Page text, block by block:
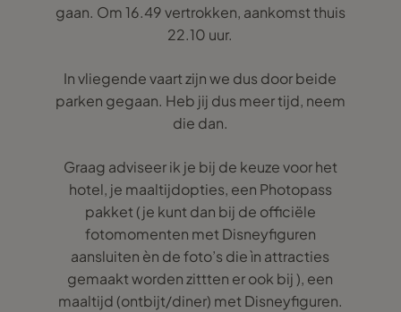
gaan. Om 16.49 vertrokken, aankomst thuis
22.10 uur.
In vliegende vaart zijn we dus door beide
parken gegaan. Heb jij dus meer tijd, neem
die dan.
Graag adviseer ik je bij de keuze voor het
hotel, je maaltijdopties, een Photopass
pakket (je kunt dan bij de officiële
fotomomenten met Disneyfiguren
aansluiten èn de foto’s die ìn attracties
gemaakt worden zittten er ook bij ), een
maaltijd (ontbijt/diner) met Disneyfiguren.